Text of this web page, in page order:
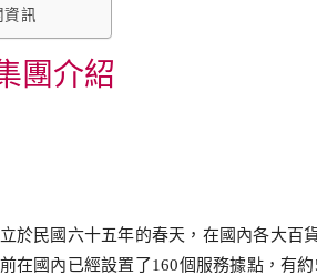
資訊
團介紹
於民國六十五年的春天，在國內各大百
在國內已經設置了160個服務據點，有